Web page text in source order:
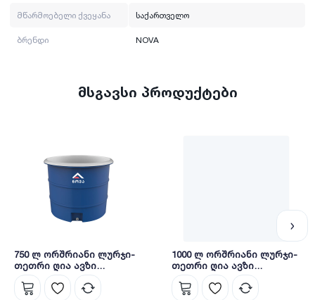
მწარმოებელი ქვეყანა საქართველო
ბრენდი NOVA
მსგავსი პროდუქტები
750 ლ ორშრიანი ლურჯი-
თეთრი ღია ავზი
თავსახურით (ჩანი) NOVA
1000 ლ ორშრიანი ლურჯი-
თეთრი ღია ავზი
თავსახურით (ჩანი) NOVA